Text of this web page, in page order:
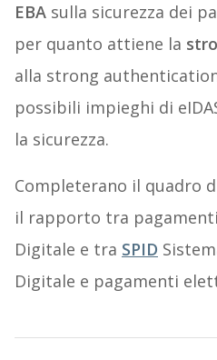
EBAsulla sicurezza dei
per quanto attiene la
alla strong
possibili impieghi di
la sicurezza.
Completerano il quadro
il rapporto tra
Digitale e tra SPID
Digitale e pagamenti